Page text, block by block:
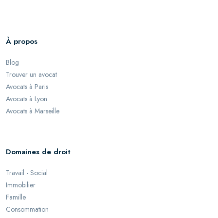
À propos
Blog
Trouver un avocat
Avocats à Paris
Avocats à Lyon
Avocats à Marseille
Domaines de droit
Travail - Social
Immobilier
Famille
Consommation